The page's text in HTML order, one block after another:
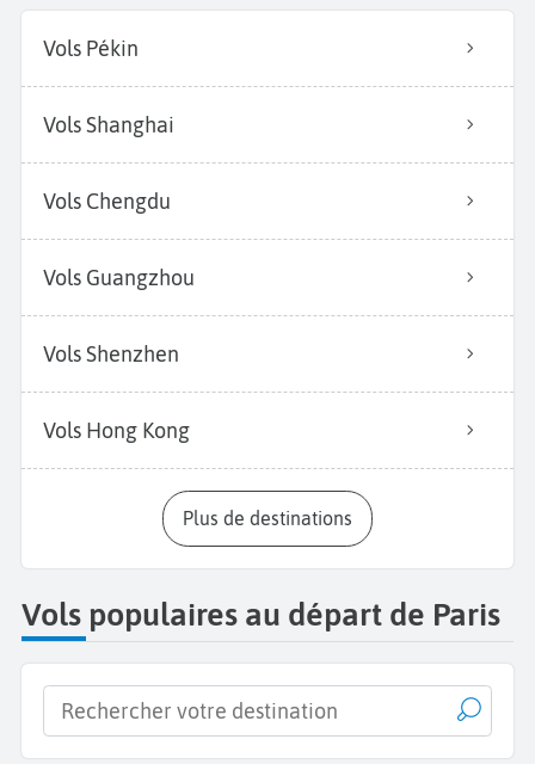
Vols Pékin
Vols Shanghai
Vols Chengdu
Vols Guangzhou
Vols Shenzhen
Vols Hong Kong
Plus de destinations
Vols populaires au départ de Paris